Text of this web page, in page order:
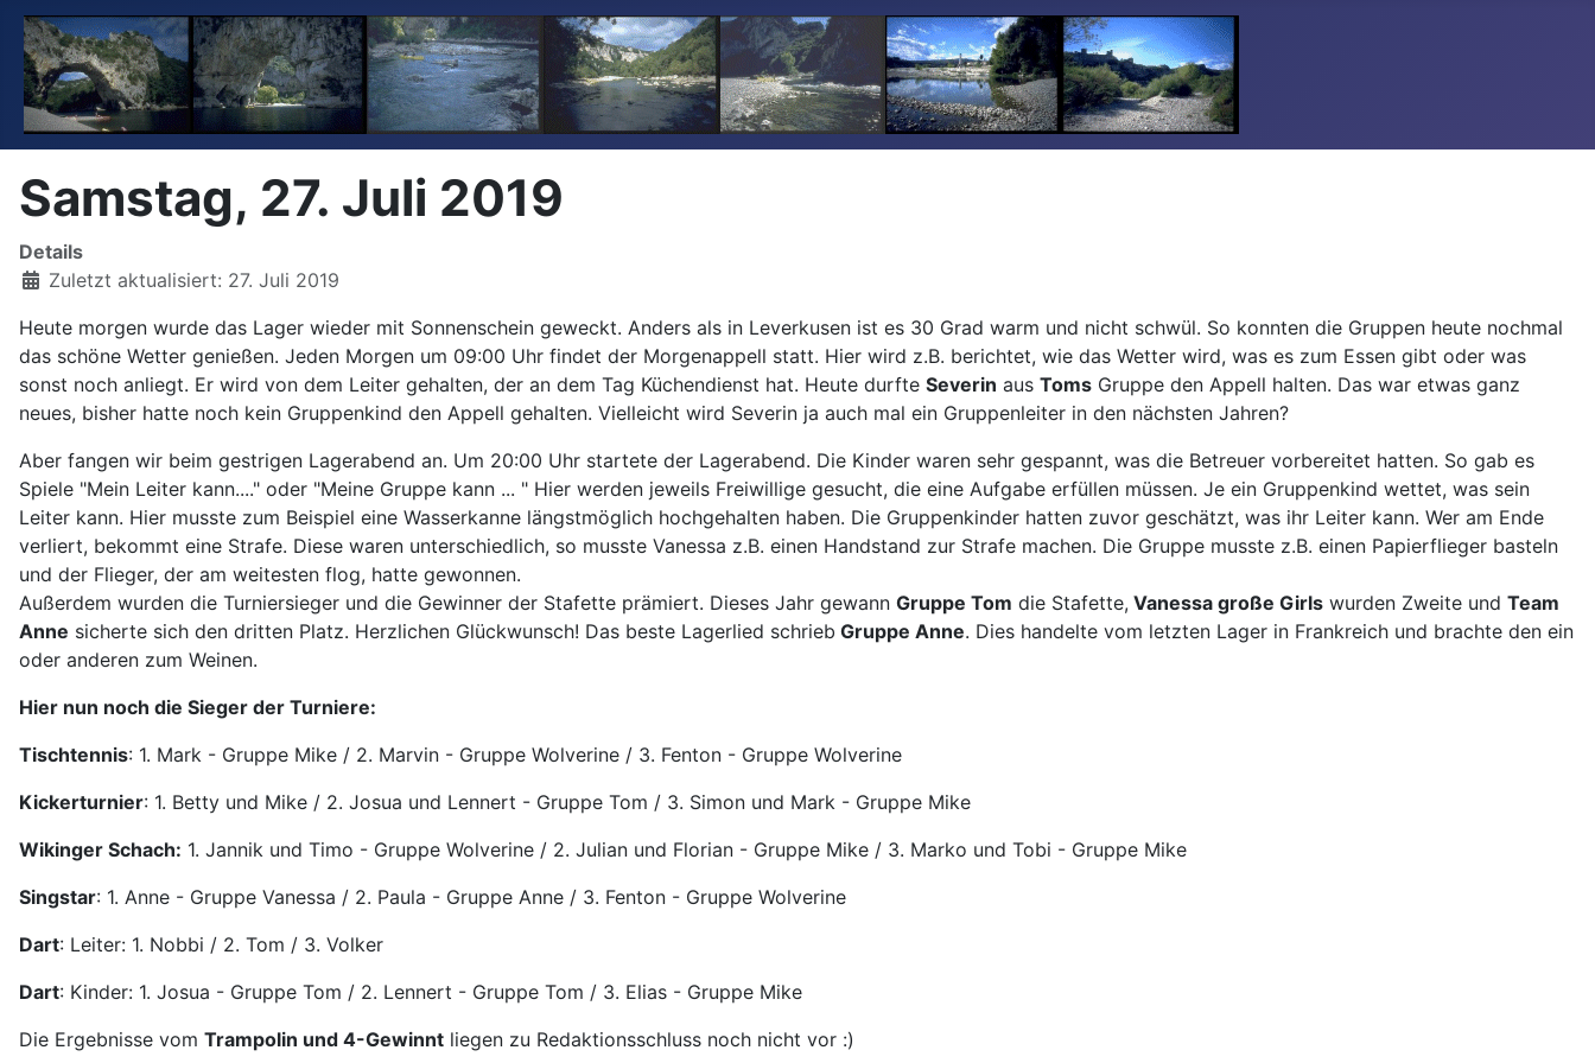
Samstag, 27. Juli 2019
Details
Zuletzt aktualisiert: 27. Juli 2019
Heute morgen wurde das Lager wieder mit Sonnenschein geweckt. Anders als in Leverkusen ist es 30 Grad warm und nicht schwül. So konnten die Gruppen heute nochmal
das schöne Wetter genießen. Jeden Morgen um 09:00 Uhr findet der Morgenappell statt. Hier wird z.B. berichtet, wie das Wetter wird, was es zum Essen gibt oder was
sonst noch anliegt. Er wird von dem Leiter gehalten, der an dem Tag Küchendienst hat. Heute durfte Severin aus Toms Gruppe den Appell halten. Das war etwas ganz
neues, bisher hatte noch kein Gruppenkind den Appell gehalten. Vielleicht wird Severin ja auch mal ein Gruppenleiter in den nächsten Jahren?
Aber fangen wir beim gestrigen Lagerabend an. Um 20:00 Uhr startete der Lagerabend. Die Kinder waren sehr gespannt, was die Betreuer vorbereitet hatten. So gab es
Spiele "Mein Leiter kann...." oder "Meine Gruppe kann ... " Hier werden jeweils Freiwillige gesucht, die eine Aufgabe erfüllen müssen. Je ein Gruppenkind wettet, was sein
Leiter kann. Hier musste zum Beispiel eine Wasserkanne längstmöglich hochgehalten haben. Die Gruppenkinder hatten zuvor geschätzt, was ihr Leiter kann. Wer am Ende
verliert, bekommt eine Strafe. Diese waren unterschiedlich, so musste Vanessa z.B. einen Handstand zur Strafe machen. Die Gruppe musste z.B. einen Papierflieger basteln
und der Flieger, der am weitesten flog, hatte gewonnen.
Außerdem wurden die Turniersieger und die Gewinner der Stafette prämiert. Dieses Jahr gewann Gruppe Tom die Stafette, Vanessa große Girls wurden Zweite und Team
Anne sicherte sich den dritten Platz. Herzlichen Glückwunsch! Das beste Lagerlied schrieb Gruppe Anne. Dies handelte vom letzten Lager in Frankreich und brachte den ein
oder anderen zum Weinen.
Hier nun noch die Sieger der Turniere:
Tischtennis: 1. Mark - Gruppe Mike / 2. Marvin - Gruppe Wolverine / 3. Fenton - Gruppe Wolverine
Kickerturnier: 1. Betty und Mike / 2. Josua und Lennert - Gruppe Tom / 3. Simon und Mark - Gruppe Mike
Wikinger Schach: 1. Jannik und Timo - Gruppe Wolverine / 2. Julian und Florian - Gruppe Mike / 3. Marko und Tobi - Gruppe Mike
Singstar: 1. Anne - Gruppe Vanessa / 2. Paula - Gruppe Anne / 3. Fenton - Gruppe Wolverine
Dart: Leiter: 1. Nobbi / 2. Tom / 3. Volker
Dart: Kinder: 1. Josua - Gruppe Tom / 2. Lennert - Gruppe Tom / 3. Elias - Gruppe Mike
Die Ergebnisse vom Trampolin und 4-Gewinnt liegen zu Redaktionsschluss noch nicht vor :)